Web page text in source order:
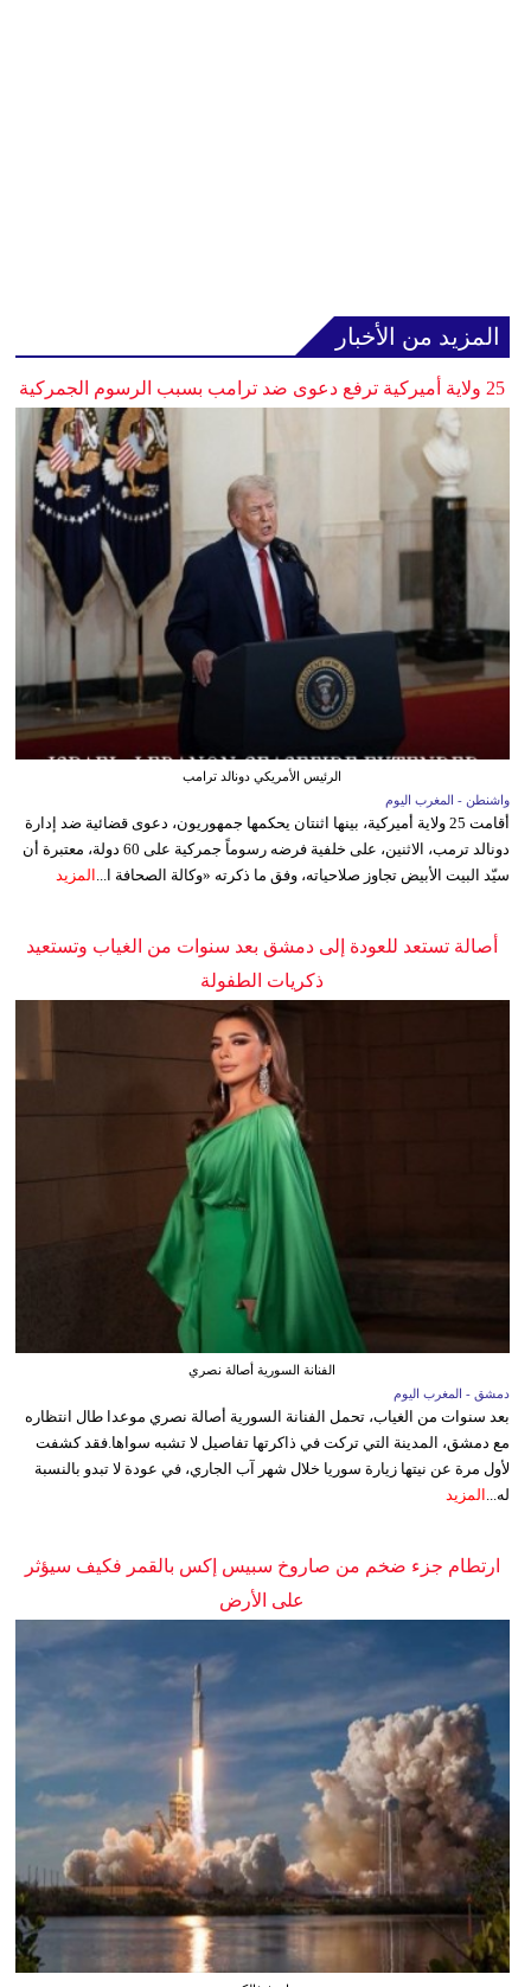
المزيد من الأخبار
25 ولاية أميركية ترفع دعوى ضد ترامب بسبب الرسوم الجمركية
الرئيس الأمريكي دونالد ترامب
واشنطن - المغرب اليوم
أقامت 25 ولاية أميركية، بينها اثنتان يحكمها جمهوريون، دعوى قضائية ضد إدارة
دونالد ترمب، الاثنين، على خلفية فرضه رسوماً جمركية على 60 دولة، معتبرة أن
سيّد البيت الأبيض تجاوز صلاحياته، وفق ما ذكرته «وكالة الصحافة ا... المزيد
أصالة تستعد للعودة إلى دمشق بعد سنوات من الغياب وتستعيد
ذكريات الطفولة
الفنانة السورية أصالة نصري
دمشق - المغرب اليوم
بعد سنوات من الغياب، تحمل الفنانة السورية أصالة نصري موعدا طال انتظاره
مع دمشق، المدينة التي تركت في ذاكرتها تفاصيل لا تشبه سواها.فقد كشفت
لأول مرة عن نيتها زيارة سوريا خلال شهر آب الجاري، في عودة لا تبدو بالنسبة
له... المزيد
ارتطام جزء ضخم من صاروخ سبيس إكس بالقمر فكيف سيؤثر
على الأرض